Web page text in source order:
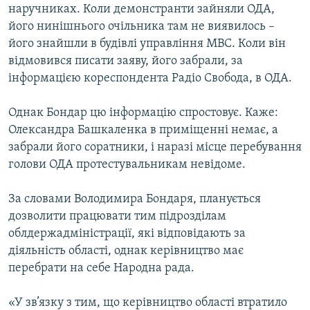
СВІДЧЕННЯ ОКУПАЦІЇ
УКРАЇНСЬКА ПРОБЛЕМА КРИМУ
ІНФОГРАФІКА
Qırımtatar
ДОЛУЧАЙСЯ!
Усі сайти RFE/RL
наручниках. Коли демонстранти зайняли ОДА,
його нинішнього очільника там не виявилось –
його знайшли в будівлі управління МВС. Коли він
відмовився писати заяву, його забрали, за
інформацією кореспондента Радіо Свобода, в ОДА.
Однак Бондар цю інформацію спростовує. Каже:
Олександра Башкаленка в приміщенні немає, а
забрали його соратники, і наразі місце перебування
голови ОДА протестувальникам невідоме.
За словами Володимира Бондаря, планується
дозволити працювати тим підрозділам
облдержадміністрації, які відповідають за
діяльність області, однак керівництво має
перебрати на себе Народна рада.
«У зв’язку з тим, що керівництво області втратило